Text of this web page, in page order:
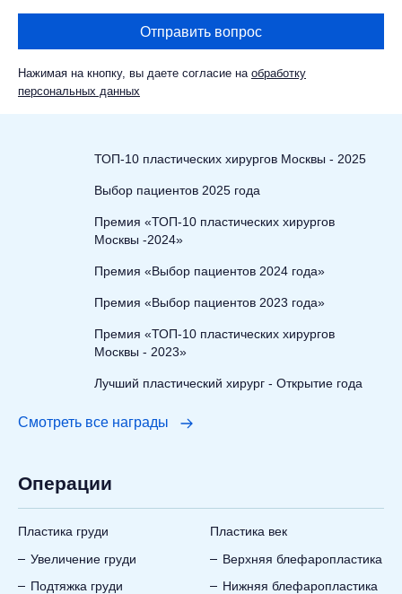
Отправить вопрос
Нажимая на кнопку, вы даете согласие на обработку
персональных данных
ТОП-10 пластических хирургов Москвы - 2025
Выбор пациентов 2025 года
Премия «ТОП-10 пластических хирургов
Москвы -2024»
Премия «Выбор пациентов 2024 года»
Премия «Выбор пациентов 2023 года»
Премия «ТОП-10 пластических хирургов
Москвы - 2023»
Лучший пластический хирург - Открытие года
Смотреть все награды
Операции
Пластика груди
Увеличение груди
Подтяжка груди
Пластика век
Верхняя блефаропластика
Нижняя блефаропластика